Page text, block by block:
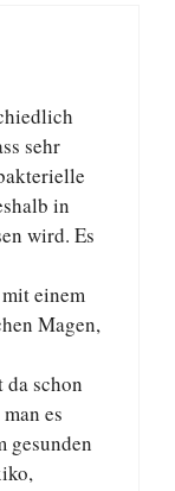
sehr
in
wird. Es
einem
Magen,
schon
es
gesunden